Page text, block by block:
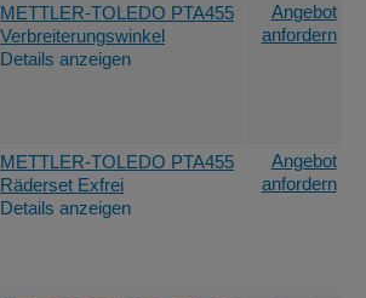
METTLER-TOLEDO PTA455
Verbreiterungswinkel
Details anzeigen
Angebot
anfordern
METTLER-TOLEDO PTA455
Räderset Exfrei
Details anzeigen
Angebot
anfordern